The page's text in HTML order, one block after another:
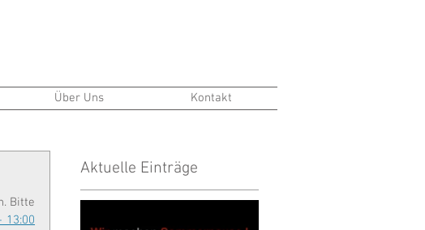
Über Uns Kontakt
Bitte
13:00
Aktuelle Einträge